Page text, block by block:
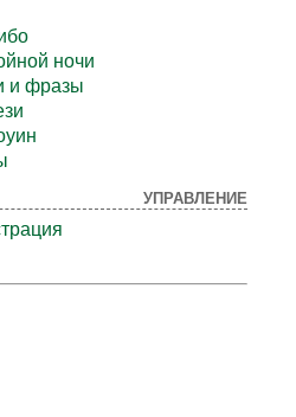
ночи
и фразы
УПРАВЛЕНИЕ